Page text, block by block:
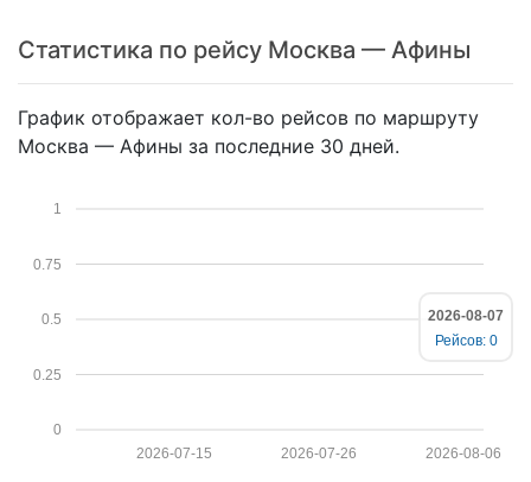
Статистика по рейсу Москва — Афины
График отображает кол-во рейсов по маршруту
Москва — Афины за последние 30 дней.
0
0.25
0.5
0.75
1
2026-08-06
2026-07-26
2026-07-15
2026-08-07
Рейсов: 0